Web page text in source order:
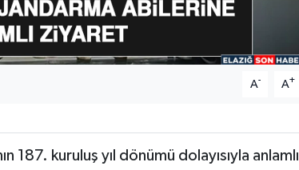
A- A+
187. kuruluş yıl dönümü dolayısıyla anlamlı